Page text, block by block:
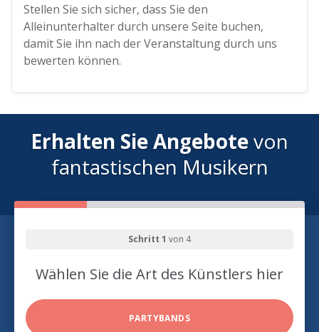
Stellen Sie sich sicher, dass Sie den
Alleinunterhalter durch unsere Seite buchen,
damit Sie ihn nach der Veranstaltung durch uns
bewerten können.
Erhalten Sie Angebotevon
fantastischen Musikern
Schritt 1 von 4
Wählen Sie die Art des Künstlers hier
PARTYBANDS